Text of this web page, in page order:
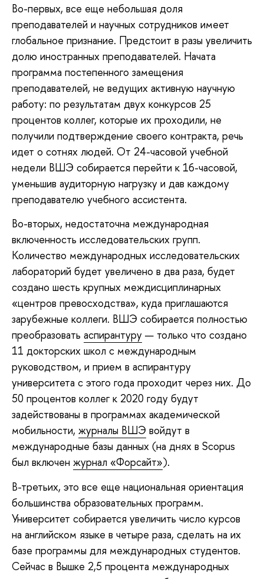
Во-первых, все еще небольшая доля
преподавателей и научных сотрудников имеет
глобальное признание. Предстоит в разы увеличить
долю иностранных преподавателей. Начата
программа постепенного замещения
преподавателей, не ведущих активную научную
работу: по результатам двух конкурсов 25
процентов коллег, которые их проходили, не
получили подтверждение своего контракта, речь
идет о сотнях людей. От 24-часовой учебной
недели ВШЭ собирается перейти к 16-часовой,
уменьшив аудиторную нагрузку и дав каждому
преподавателю учебного ассистента.
Во-вторых, недостаточна международная
включенность исследовательских групп.
Количество международных исследовательских
лабораторий будет увеличено в два раза, будет
создано шесть крупных междисциплинарных
«центров превосходства», куда приглашаются
зарубежные коллеги. ВШЭ собирается полностью
преобразовать аспирантуру — только что создано
11 докторских школ с международным
руководством, и прием в аспирантуру
университета с этого года проходит через них. До
50 процентов коллег к 2020 году будут
задействованы в программах академической
мобильности, журналы ВШЭ войдут в
международные базы данных (на днях в Scopus
был включен журнал «Форсайт»).
В-третьих, это все еще национальная ориентация
большинства образовательных программ.
Университет собирается увеличить число курсов
на английском языке в четыре раза, сделать на их
базе программы для международных студентов.
Сейчас в Вышке 2,5 процента международных